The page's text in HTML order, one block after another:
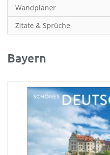
Neutrale Kalender
Partner- & Wandplaner
Planung & Organisation
Rätsel
Sport
Sprachkalender
Wandplaner
Zitate & Sprüche
Bayern